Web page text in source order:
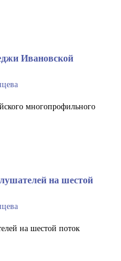
Ивановской
многопрофильного
на шестой
на шестой поток